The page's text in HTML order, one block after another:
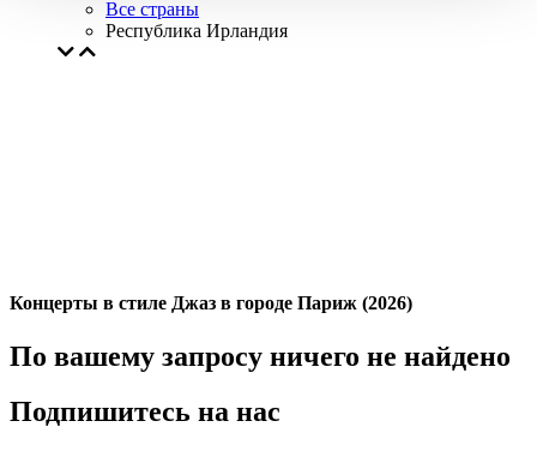
Все страны
Республика Ирландия
Концерты в стиле Джаз в городе Париж (2026)
По вашему запросу ничего не найдено
Подпишитесь на нас